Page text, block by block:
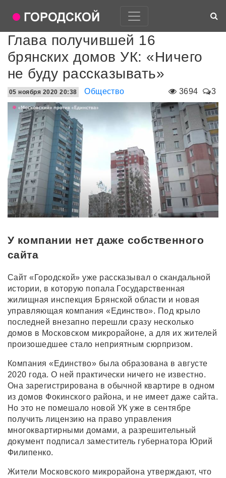
Глава получившей 16
брянских домов УК: «Ничего
не буду рассказывать»
3694 3
05 ноября 2020 20:38 Общество
У компании нет даже собственного
сайта
Сайт «Городской» уже рассказывал о скандальной
истории, в которую попала Государственная
жилищная инспекция Брянской области и новая
управляющая компания «Единство». Под крыло
последней внезапно перешли сразу несколько
домов в Московском микрорайоне, а для их жителей
произошедшее стало неприятным сюрпризом.
Компания «Единство» была образована в августе
2020 года. О ней практически ничего не известно.
Она зарегистрирована в обычной квартире в одном
из домов Фокинского района, и не имеет даже сайта.
Но это не помешало новой УК уже в сентябре
получить лицензию на право управления
многоквартирными домами, а разрешительный
документ подписал заместитель губернатора Юрий
Филипенко.
Жители Московского микрорайона утверждают, что